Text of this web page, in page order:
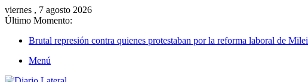
viernes , 7 agosto 2026
Último Momento:
Brutal represión contra quienes protestaban por la reforma laboral de Milei
Menú